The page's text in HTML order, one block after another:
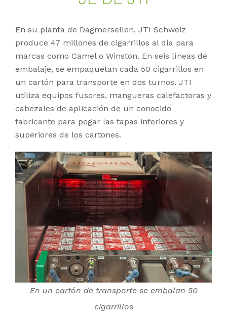
En su planta de Dagmersellen, JTI Schweiz
produce 47 millones de cigarrillos al día para
marcas como Camel o Winston. En seis líneas de
embalaje, se empaquetan cada 50 cigarrillos en
un cartón para transporte en dos turnos. JTI
utiliza equipos fusores, mangueras calefactoras y
cabezales de aplicación de un conocido
fabricante para pegar las tapas inferiores y
superiores de los cartones.
En un cartón de transporte se embalan 50
cigarrillos